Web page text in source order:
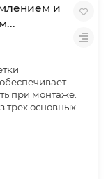
и
при монтаже.
трех основных